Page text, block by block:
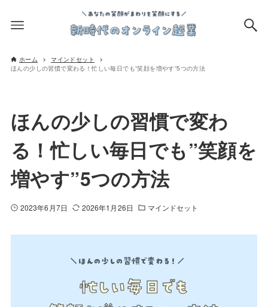
ホーム
マインドセット
ほんの少しの習慣で変わる！忙しい毎日でも”笑顔を増やす”5つの方法
ほんの少しの習慣で変わ
る！忙しい毎日でも”笑顔を
増やす”5つの方法
2023年6月7日 2026年1月26日 マインドセット